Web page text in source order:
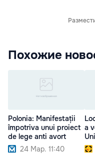
Похожие
Polonia: Manifestații
împotriva unui proiect
de lege anti avort
24 Мар. 11:40
a